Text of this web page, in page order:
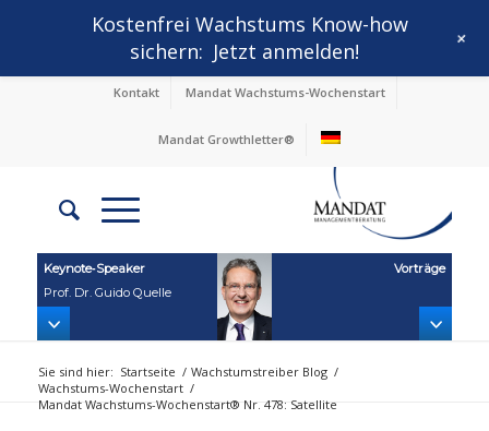
Kontakt Mandat Wachstums-Wochenstart
Mandat Growthletter®
Keynote‑Speaker
Prof. Dr. Guido Quelle
Vorträge
Sie sind hier: Startseite / Wachstumstreiber Blog /
Wachstums-Wochenstart /
Mandat Wachstums-Wochenstart® Nr. 478: Satellite
Kostenfrei Wachstums Know-how
sichern: Jetzt anmelden! +